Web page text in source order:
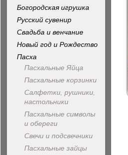
Богородская игрушка
Русский сувенир
Свадьба и венчание
Новый год и Рождество
Пасха
Пасхальные Яйца
Пасхальные корзинки
Салфетки, рушники,
настольники
Пасхальные символы
и обереги
Свечи и подсвечники
Пасхальные зайцы